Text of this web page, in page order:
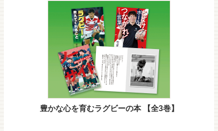
豊かな心を育むラグビーの本 【全3巻】